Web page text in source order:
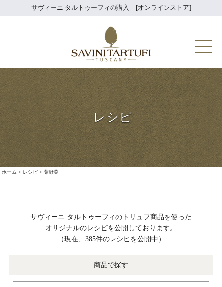
サヴィーニ タルトゥーフィの購入 [オンラインストア]
レシピ
ホーム > レシピ > 葉野菜
サヴィーニ タルトゥーフィのトリュフ商品を使った
オリジナルのレシピを公開しております。
（現在、385件のレシピを公開中）
商品で探す